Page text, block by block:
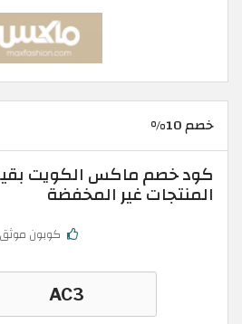
خصم 10%
المنتجات غير المخفضة
كوبون موثق